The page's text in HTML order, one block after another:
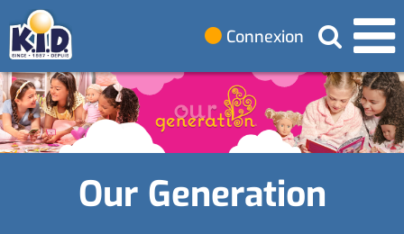
Connexion
Our Generation